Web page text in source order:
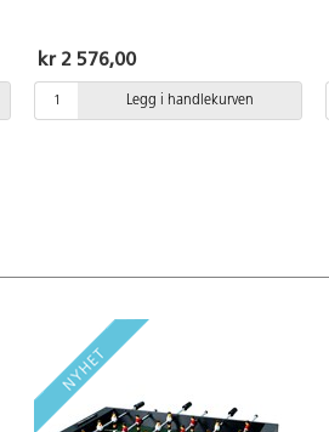
og en oppbevaringspose. Spillebrettet
er laget av FSC-sertifisert kryssfiner
med gummibelegg og posene veier
450 gram hver.
kr 2 576,00
Legg i handlekurven